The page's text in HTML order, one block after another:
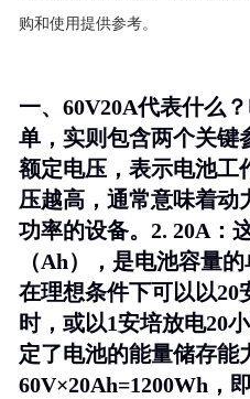
购和使用提供参考。
一、60V20A代表什么
单，实则包含两个关键
额定电压，表示电池工
压越高，通常意味着动
功率的设备。2. 20A ：
（Ah），是电池容量
在理想条件下可以以20
时，或以1安培放电20
定了电池的能量储存能
60V×20Ah=1200Wh，